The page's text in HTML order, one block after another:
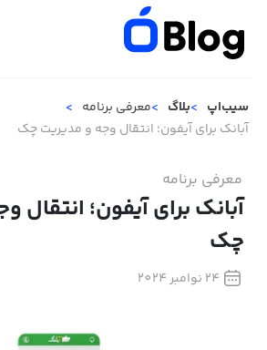
سیب‌اپ بلاگ
معرفی برنامه
آبانک برای آیفون؛ انتقال وجه و مدیریت چک‌
معرفی برنامه
آبانک برای آیفون؛ انتقال
چک‌
24 نوامبر 2024